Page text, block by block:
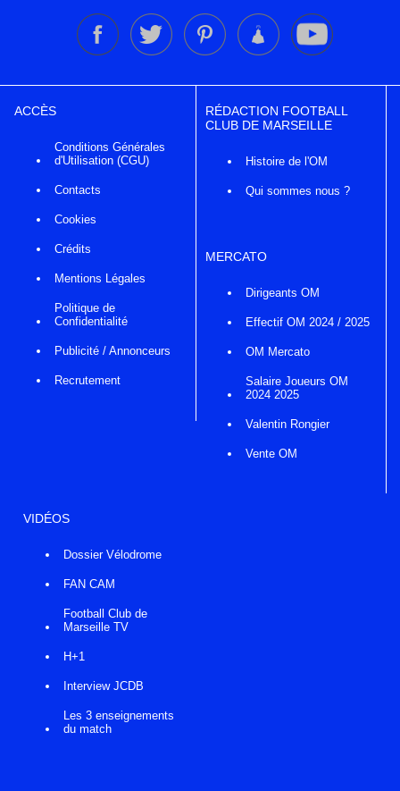
ACCÈS
Conditions Générales
d'Utilisation (CGU)
Contacts
Cookies
Crédits
Mentions Légales
Politique de
Confidentialité
Publicité / Annonceurs
Recrutement
RÉDACTION FOOTBALL
CLUB DE MARSEILLE
Histoire de l'OM
Qui sommes nous ?
MERCATO
Dirigeants OM
Effectif OM 2024 / 2025
OM Mercato
Salaire Joueurs OM
2024 2025
Valentin Rongier
Vente OM
VIDÉOS
Dossier Vélodrome
FAN CAM
Football Club de
Marseille TV
H+1
Interview JCDB
Les 3 enseignements
du match